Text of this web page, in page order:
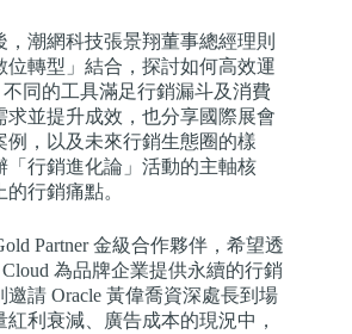
潮網科技張景翔董事總經理則
位轉型」結合，探討如何高效運
不同的工具滿足行銷漏斗及消費
求並提升成效，也分享國際展會
例，以及未來行銷生態圈的樣
「行銷進化論」活動的主軸核
行銷痛點。
Partner 金級合作夥伴，希望透
Cloud 為品牌企業提供永續的行銷
請 Oracle 黃偉喬資深處長到場
利衰減、廣告成本的現況中，